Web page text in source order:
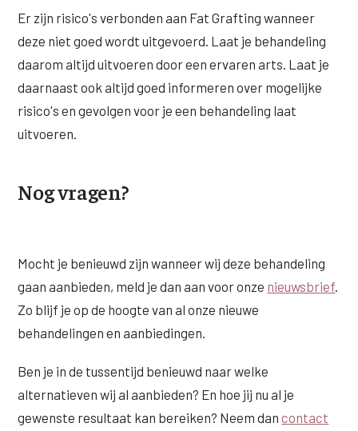
Er zijn risico's verbonden aan Fat Grafting wanneer
deze niet goed wordt uitgevoerd. Laat je behandeling
daarom altijd uitvoeren door een ervaren arts. Laat je
daarnaast ook altijd goed informeren over mogelijke
risico's en gevolgen voor je een behandeling laat
uitvoeren.
Nog vragen?
Mocht je benieuwd zijn wanneer wij deze behandeling
gaan aanbieden, meld je dan aan voor onze nieuwsbrief.
Zo blijf je op de hoogte van al onze nieuwe
behandelingen en aanbiedingen.
Ben je in de tussentijd benieuwd naar welke
alternatieven wij al aanbieden? En hoe jij nu al je
gewenste resultaat kan bereiken? Neem dancontact